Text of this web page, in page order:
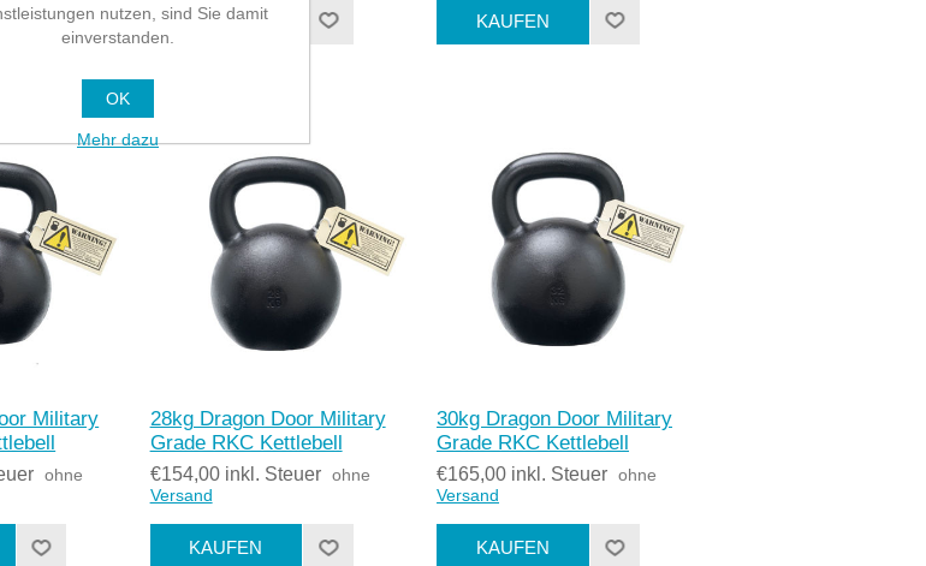
Military
ohne
28kg Dragon Door Military
Grade RKC Kettlebell
€154,00 inkl. Steuer ohne
Versand
30kg Dragon Door Military
Grade RKC Kettlebell
€165,00 inkl. Steuer ohne
Versand
nutzen, sind Sie damit
einverstanden.
OK
Mehr dazu